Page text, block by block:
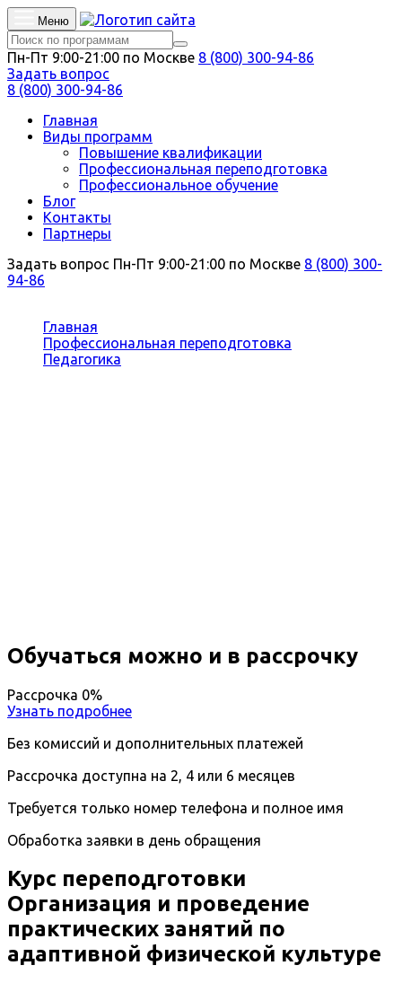
Меню
Пн-Пт 9:00-21:00 по Москве 8 (800) 300-94-86
Задать вопрос
8 (800) 300-94-86
Главная
Виды программ
Повышение квалификации
Профессиональная переподготовка
Профессиональное обучение
Блог
Контакты
Партнеры
Задать вопрос Пн-Пт 9:00-21:00 по Москве 8 (800) 300-
94-86
Главная
Профессиональная переподготовка
Педагогика
Обучаться можно и в рассрочку
Рассрочка 0%
Узнать подробнее
Без комиссий и дополнительных платежей
Рассрочка доступна на 2, 4 или 6 месяцев
Требуется только номер телефона и полное имя
Обработка заявки в день обращения
Курс переподготовки
Организация и проведение
практических занятий по
адаптивной физической культуре